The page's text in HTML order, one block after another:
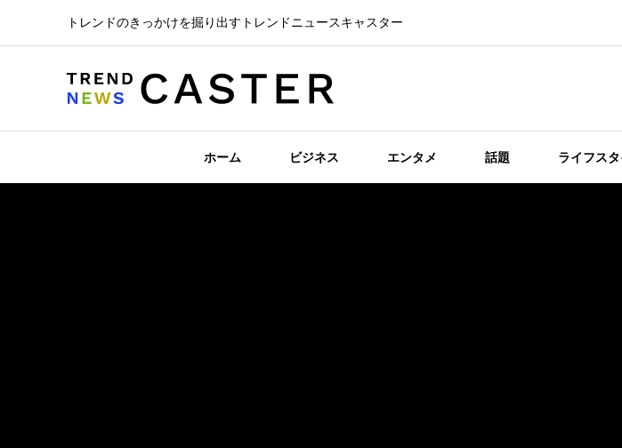
トレンドのきっかけを掘り出すトレンドニュースキャスター
ホーム ビジネス エンタメ 話題 ライフス